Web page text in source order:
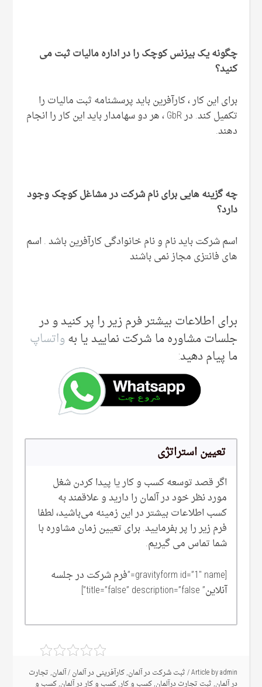
چگونه یک بیزنس کوچک را در اداره مالیات ثبت می
کنید؟
برای این کار ، کارآفرین باید پرسشنامه ثبت مالیات را
تکمیل کند. در GbR ، هر دو سهامدار باید این کار را انجام
دهند.
چه گزینه هایی برای نام شرکت در مشاغل کوچک وجود
دارد؟
اسم شرکت باید نام و نام خانوادگی کارآفرین باشد . اسم
های فانتزی مجاز نمی باشند
برای اطلاعات بیشتر فرم زیر را پر کنید و در
جلسات مشاوره ما شرکت نمایید یا بهواتساپ
ما پیام دهید:
تعیین استراتژی
اگر قصد توسعه کسب و کار یا پیدا کردن شغل
مورد نظر خود در آلمان را دارید و علاقمند به
کسب اطلاعات بیشتر در این زمینه می‌‌باشید، لطفا
فرم زیر را پر بفرمایید. برای تعیین زمان مشاوره با
شما تماس می گیریم.
[gravityform id=”1″ name=”فرم شرکت در جلسه
آنلاین” title=”false” description=”false”]
Article byadmin
/ثبت شرکت در آلمان,کارآفرینی در آلمان/آلمان,تجارت
در آلمان,ثبت تجارت درآلمان,کسب و کار,کسب و کار در آلمان,کسب و